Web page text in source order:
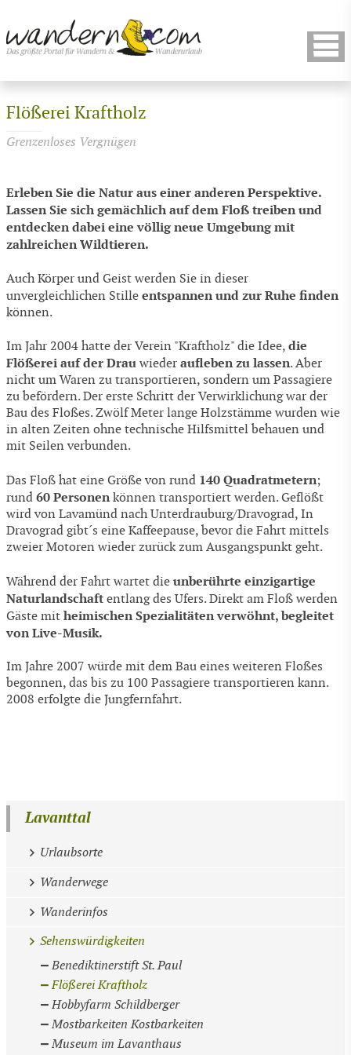
Flößerei Kraftholz
Grenzenloses Vergnügen
Erleben Sie die Natur aus einer anderen Perspektive.
Lassen Sie sich gemächlich auf dem Floß treiben und
entdecken dabei eine völlig neue Umgebung mit
zahlreichen Wildtieren.
Auch Körper und Geist werden Sie in dieser
unvergleichlichen Stille entspannen und zur Ruhe finden
können.
Im Jahr 2004 hatte der Verein "Kraftholz" die Idee, die
Flößerei auf der Drau wieder aufleben zu lassen. Aber
nicht um Waren zu transportieren, sondern um Passagiere
zu befördern. Der erste Schritt der Verwirklichung war der
Bau des Floßes. Zwölf Meter lange Holzstämme wurden wie
in alten Zeiten ohne technische Hilfsmittel behauen und
mit Seilen verbunden.
Das Floß hat eine Größe von rund 140 Quadratmetern;
rund 60 Personen können transportiert werden. Geflößt
wird von Lavamünd nach Unterdrauburg/Dravograd, In
Dravograd gibt´s eine Kaffeepause, bevor die Fahrt mittels
zweier Motoren wieder zurück zum Ausgangspunkt geht.
Während der Fahrt wartet die unberührte einzigartige
Naturlandschaft entlang des Ufers. Direkt am Floß werden
Gäste mit heimischen Spezialitäten verwöhnt, begleitet
von Live-Musik.
Im Jahre 2007 würde mit dem Bau eines weiteren Floßes
begonnen, das bis zu 100 Passagiere transportieren kann.
2008 erfolgte die Jungfernfahrt.
Lavanttal
Urlaubsorte
Wanderwege
Wanderinfos
Sehenswürdigkeiten
Benediktinerstift St. Paul
Flößerei Kraftholz
Hobbyfarm Schildberger
Mostbarkeiten Kostbarkeiten
Museum im Lavanthaus